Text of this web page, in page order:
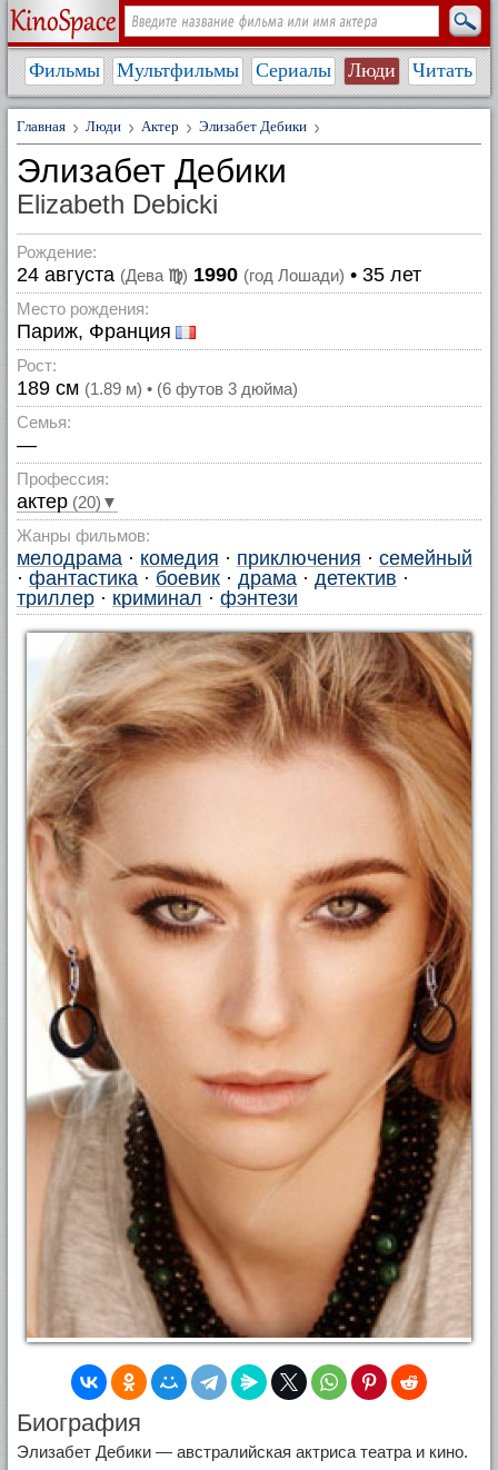
Фильмы Мультфильмы Сериалы Люди Читать
Главная Люди Актер Элизабет Дебики
Элизабет Дебики
Elizabeth Debicki
Рождение:
24 августа (Дева ♍) 1990 (год Лошади) • 35 лет
Место рождения:
Париж, Франция
Рост:
189 см (1.89 м) • (6 футов 3 дюйма)
Семья:
—
Профессия:
актер (20)▼
Жанры фильмов:
мелодрама · комедия · приключения · семейный
· фантастика · боевик · драма · детектив ·
триллер · криминал · фэнтези
Биография
Элизабет Дебики — австралийская актриса театра и кино.